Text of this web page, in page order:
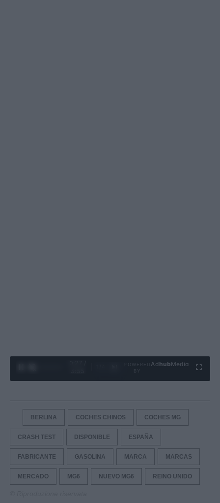
0:28 /
Ad hubMedia
BERLINA COCHES CHINOS COCHES MG
CRASH TEST DISPONIBLE ESPAÑA
FABRICANTE GASOLINA MARCA MARCAS
MERCADO MG6 NUEVO MG6 REINO UNIDO